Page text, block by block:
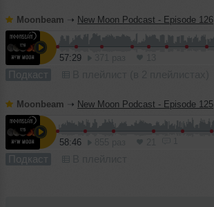
Moonbeam ➝ New Moon Podcast - Episode 126
57:29
Подкаст
Moonbeam ➝ New Moon Podcast - Episode 125
58:46
Подкаст